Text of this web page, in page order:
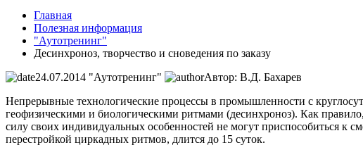
Главная
Полезная информация
"Аутотренинг"
Десинхроноз, творчество и сноведения по заказу
24.07.2014 "Аутотренинг"
Автор: В.Д. Бахарев
Непрерывные технологические процессы в промышленности с
геофизическими и биологическими ритмами (десинхроноз). Как
силу своих индивидуальных особенностей не могут приспособиться к
перестройкой циркадных ритмов, длится до 15 суток.